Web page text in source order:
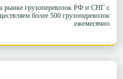
рынке грузоперевозок РФ и СНГ с
более 500 грузоперевозок
ежемесячно